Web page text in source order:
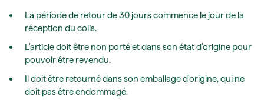
La période de retour de 30 jours commence le jour de la
réception du colis.
L'article doit être non porté et dans son état d'origine pour
pouvoir être revendu.
Il doit être retourné dans son emballage d'origine, qui ne
doit pas être endommagé.